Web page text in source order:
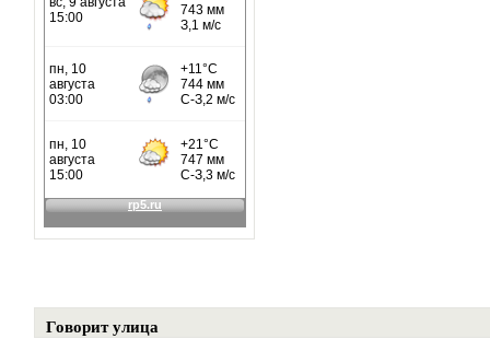
Говорит улица